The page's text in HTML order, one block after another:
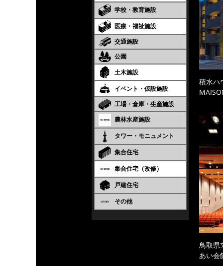
学校・教育施設
医療・福祉施設
交通施設
公園
土木施設
イベント・仮設施設
工場・倉庫・生産施設
農林水産施設
タワー・モニュメント
集合住宅
集合住宅（改修）
戸建住宅
その他
積水
鳥取県
あい会